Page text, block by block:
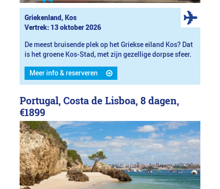
Griekenland, Kos
Vertrek: 13 oktober 2026
De meest bruisende plek op het Griekse eiland Kos? Dat
is het groene Kos-Stad, met zijn gezellige dorpse sfeer.
Meer info & reserveren
Portugal, Costa de Lisboa, 8 dagen,
€1899